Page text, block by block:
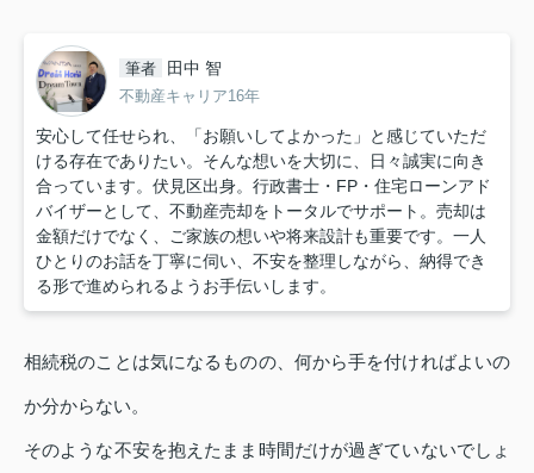
筆者 田中 智
不動産キャリア16年
安心して任せられ、「お願いしてよかった」と感じていただ
ける存在でありたい。そんな想いを大切に、日々誠実に向き
合っています。伏見区出身。行政書士・FP・住宅ローンアド
バイザーとして、不動産売却をトータルでサポート。売却は
金額だけでなく、ご家族の想いや将来設計も重要です。一人
ひとりのお話を丁寧に伺い、不安を整理しながら、納得でき
る形で進められるようお手伝いします。
相続税のことは気になるものの、何から手を付ければよいの
か分からない。
そのような不安を抱えたまま時間だけが過ぎていないでしょ